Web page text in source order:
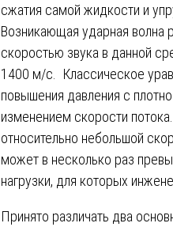
сжатия самой жидкости и
Возникающая ударная волна
скоростью звука в данной
1400 м/с. Классическое
повышения давления с
изменением скорости
относительно небольшой
может в несколько раз
нагрузки, для которых
Принято различать два